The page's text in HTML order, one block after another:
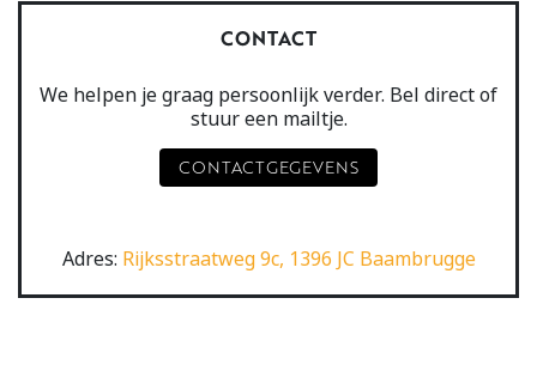
CONTACT
We helpen je graag persoonlijk verder. Bel direct of
stuur een mailtje.
CONTACTGEGEVENS
Adres: Rijksstraatweg 9c, 1396 JC Baambrugge